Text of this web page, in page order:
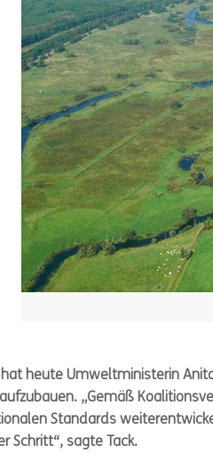
heute Umweltministerin
„Gemäß
Standards
Schritt“, sagte Tack.